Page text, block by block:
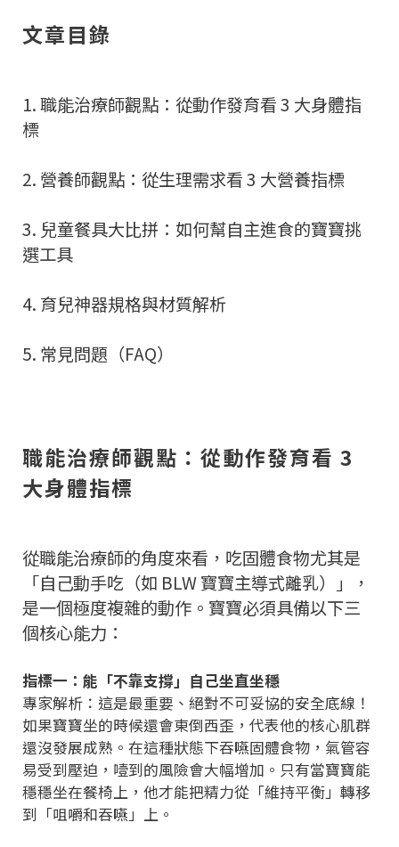
文章目錄
1. 職能治療師觀點：從動作發育看 3 大身體指
標
2. 營養師觀點：從生理需求看 3 大營養指標
3. 兒童餐具大比拼：如何幫自主進食的寶寶挑
選工具
4. 育兒神器規格與材質解析
5. 常見問題（FAQ）
職能治療師觀點：從動作發育看 3
大身體指標
從職能治療師的角度來看，吃固體食物尤其是
「自己動手吃（如 BLW 寶寶主導式離乳）」，
是一個極度複雜的動作。寶寶必須具備以下三
個核心能力：
指標一：能「不靠支撐」自己坐直坐穩
專家解析：這是最重要、絕對不可妥協的安全底線！
如果寶寶坐的時候還會東倒西歪，代表他的核心肌群
還沒發展成熟。在這種狀態下吞嚥固體食物，氣管容
易受到壓迫，噎到的風險會大幅增加。只有當寶寶能
穩穩坐在餐椅上，他才能把精力從「維持平衡」轉移
到「咀嚼和吞嚥」上。